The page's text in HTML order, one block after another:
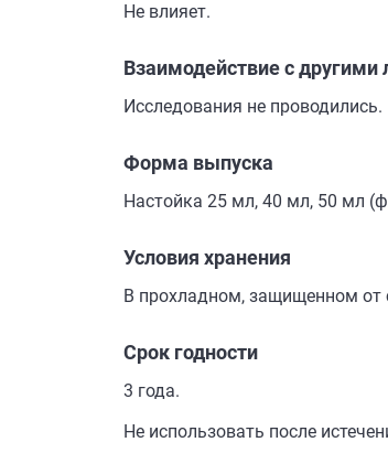
Не влияет.
Взаимодействие с
Исследования не проводились.
Форма выпуска
Настойка 25 мл, 40 мл, 50 мл
Условия хранения
В прохладном, защищенном от
Срок годности
3 года.
Не использовать после